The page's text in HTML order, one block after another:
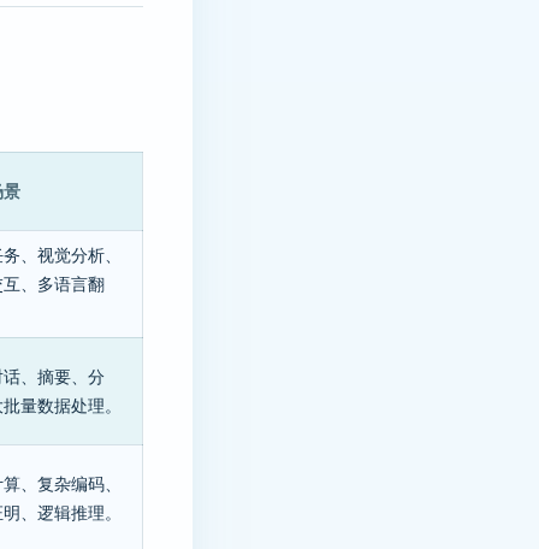
景
、视觉分析、
互、多语言翻
、摘要、分
量数据处理。
、复杂编码、
、逻辑推理。